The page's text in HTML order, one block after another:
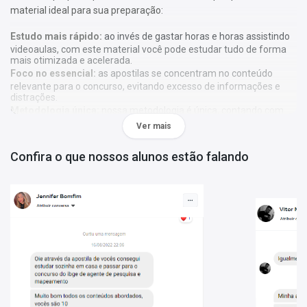
material ideal para sua preparação:
Estudo mais rápido: ao invés de gastar horas e horas assistindo
videoaulas, com este material você pode estudar tudo de forma
mais otimizada e acelerada.
Foco no essencial: as apostilas se concentram no conteúdo
relevante para o concurso, evitando excesso de informações e
distrações.
Metodologia única:
diversos recursos de aprendizagem que irão acelerar seu
aprendizado, gráficos, tabelas e destaques do que é mais
edital 001/2025, por professores especializados em cada matéria
As apostilas não seguem, obrigatoriamente, a
bibliografia indicada no edital. Os conteúdos são tratados com
base em referências teóricas amplas e na experiência dos
autores responsáveis pela elaboração do material.
Ver mais
Confira o que nossos alunos estão falando